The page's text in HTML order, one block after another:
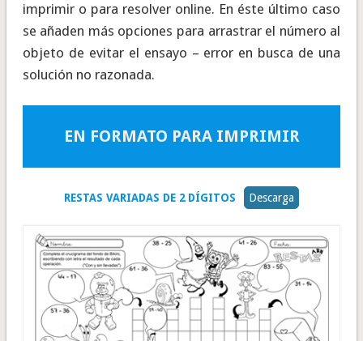
imprimir o para resolver online. En éste último caso
se añaden más opciones para arrastrar el número al
objeto de evitar el ensayo – error en busca de una
solución no razonada.
EN FORMATO PARA IMPRIMIR
RESTAS VARIADAS DE 2 DÍGITOS Descarga